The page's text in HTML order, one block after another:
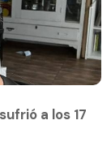
a los 17